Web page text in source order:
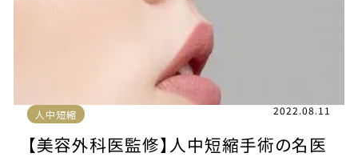
人中短縮 2022.08.11
【美容外科医監修】人中短縮手術の名医